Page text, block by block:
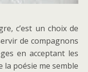
c’est un choix de
de compagnons
en acceptant les
la poésie me semble